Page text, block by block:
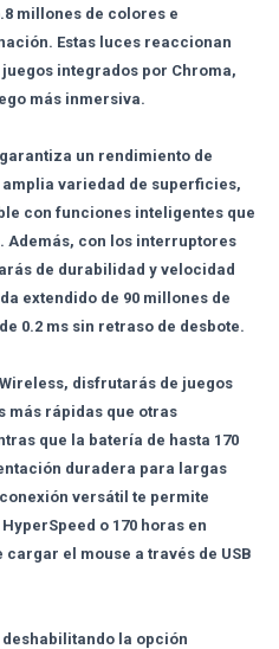
millones de colores e
Estas luces reaccionan
integrados por Chroma,
más inmersiva.
un rendimiento de
variedad de superficies,
con funciones inteligentes que
Además, con los interruptores
de durabilidad y velocidad
extendido de 90 millones de
0.2 ms sin retraso de desbote.
disfrutarás de juegos
más rápidas que otras
que la batería de hasta 170
duradera para largas
versátil te permite
o 170 horas en
el mouse a través de USB
la opción